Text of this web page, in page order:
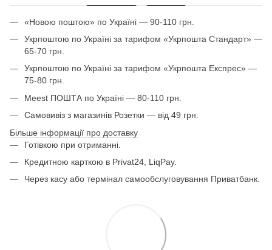
«Новою поштою» по Україні — 90-110 грн.
Укрпоштою по Україні за тарифом «Укрпошта Стандарт» —
65-70 грн.
Укрпоштою по Україні за тарифом «Укрпошта Експрес» —
75-80 грн.
Meest ПОШТА по Україні — 80-110 грн.
Самовивіз з магазинів Розетки — від 49 грн.
Більше інформації про доставку
Готівкою при отриманні.
Кредитною карткою в Privat24, LiqPay.
Через касу або термінал самообслуговування Приватбанк.